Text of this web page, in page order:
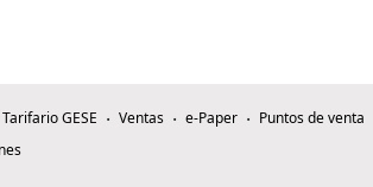
Tarifario GESE Ventas e-Paper
Puntos de venta